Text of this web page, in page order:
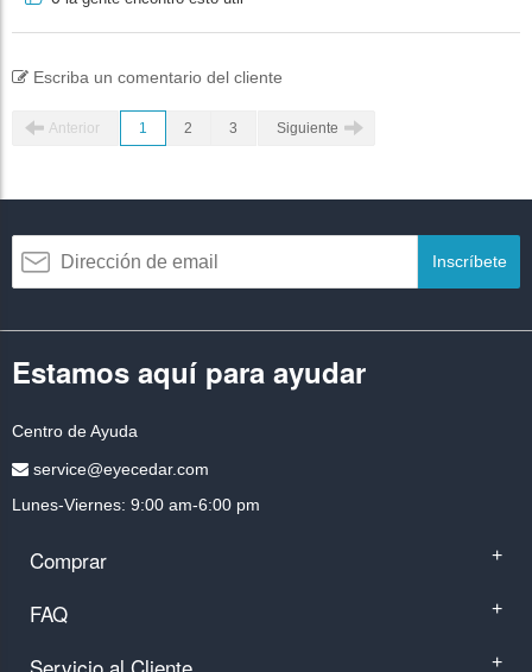
Escriba un comentario del cliente
Anterior 1 2 3 Siguiente
Inscríbete
Estamos aquí para ayudar
Centro de Ayuda
service@eyecedar.com
Lunes-Viernes: 9:00 am-6:00 pm
Comprar +
FAQ +
+